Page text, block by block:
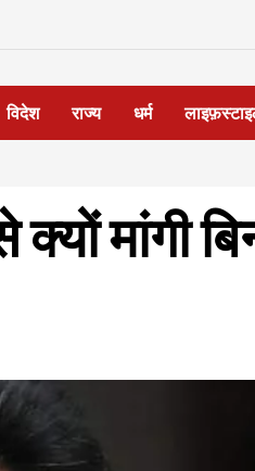
विदेश राज्य धर्म
मांगी